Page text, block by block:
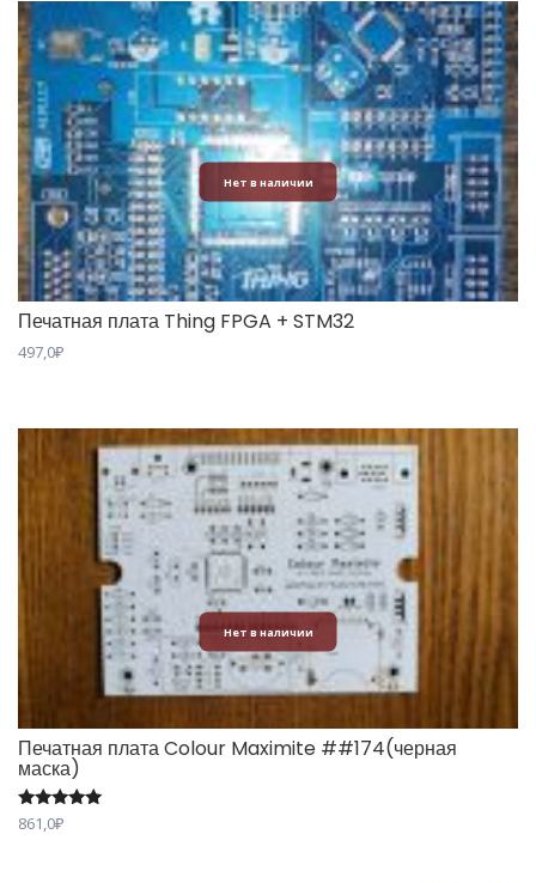
Нет в наличии
Печатная плата Thing FPGA + STM32
497,0₽
Нет в наличии
Печатная плата Colour Maximite ##174(черная
маска)
Оценка
5.00
861,0₽